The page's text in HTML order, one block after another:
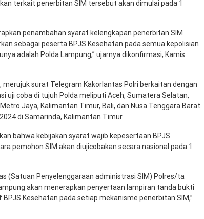
terkait penerbitan SIM tersebut akan dimulai pada 1
penambahan syarat kelengkapan penerbitan SIM
sebagai peserta BPJS Kesehatan pada semua kepolisian
adalah Polda Lampung,” ujarnya dikonfirmasi, Kamis
merujuk surat Telegram Kakorlantas Polri berkaitan dengan
uji coba di tujuh Polda meliputi Aceh, Sumatera Selatan,
Jaya, Kalimantan Timur, Bali, dan Nusa Tenggara Barat
di Samarinda, Kalimantan Timur.
bahwa kebijakan syarat wajib kepesertaan BPJS
pemohon SIM akan diujicobakan secara nasional pada 1
(Satuan Penyelenggaraan administrasi SIM) Polres/ta
akan menerapkan penyertaan lampiran tanda bukti
Kesehatan pada setiap mekanisme penerbitan SIM,”